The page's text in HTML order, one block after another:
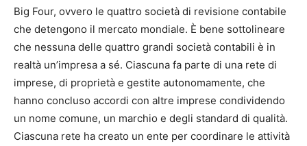
Big Four, ovvero le quattro società di revisione contabile
che detengono il mercato mondiale. È bene sottolineare
che nessuna delle quattro grandi società contabili è in
realtà un’impresa a sé. Ciascuna fa parte di una rete di
imprese, di proprietà e gestite autonomamente, che
hanno concluso accordi con altre imprese condividendo
un nome comune, un marchio e degli standard di qualità.
Ciascuna rete ha creato un ente per coordinare le attività